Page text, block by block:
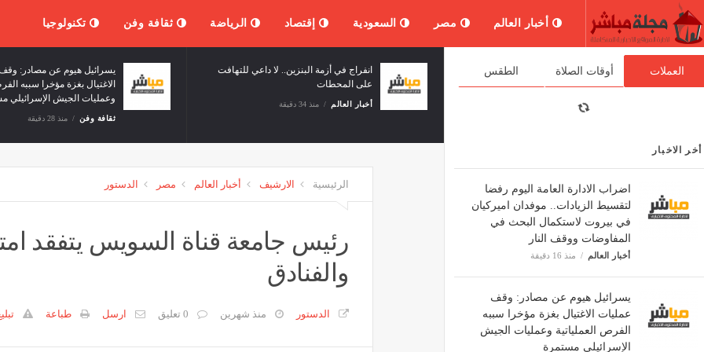
أخبار العالم مصر السعودية إقتصاد الرياضة ثقافة وفن تكنولوجيا
العملات أوقات الصلاة الطقس
أخر الاخبار
اضراب الادارة العامة اليوم رفضا
لتقسيط الزيادات.. موفدان اميركيان
في بيروت لاستكمال البحث في
المفاوضات ووقف النار
أخبار العالم منذ 16 دقيقة
يسرائيل هيوم عن مصادر: وقف
عمليات الاغتيال بغزة مؤخرا سببه
الفرص العملياتية وعمليات الجيش
الإسرائيلي مستمرة
انفراج في أزمة البنزين.. لا داعي للتهافت
على المحطات
"لبنان 24": قصف مدفعي إسرائيلي يستهدف
المنصوري كما تشهد البلدة عملية تمشيط
وفن منذ 34 دقيقة
الرئيسية الارشيف أخبار العالم مصر الدستور
رئيس جامعة قناة السويس يتفقد
والفنادق
الدستور منذ شهرين 0 تعليق ارسل طباعة